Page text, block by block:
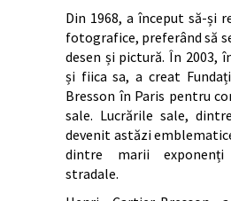
Din 1968, a început să-și
fotografice, preferând să
desen și pictură. În 2003,
și fiica sa, a creat
Bresson în Paris pentru
sale. Lucrările sale,
devenit astăzi
dintre marii
stradale.